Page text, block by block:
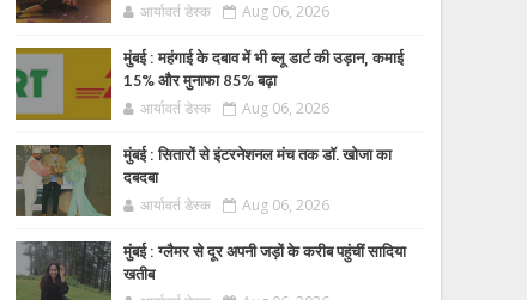
आर्यावर्त डेस्क Aug 06, 2026
मुंबई : महंगाई के दबाव में भी ब्लू डार्ट की उड़ान, कमाई
15% और मुनाफा 85% बढ़ा
आर्यावर्त डेस्क Aug 06, 2026
मुंबई : सितारों से इंटरनेशनल मंच तक डॉ. खोजा का
दबदबा
आर्यावर्त डेस्क Aug 06, 2026
मुंबई : ग्लैमर से दूर अपनी जड़ों के करीब पहुंचीं सादिया
खतीब